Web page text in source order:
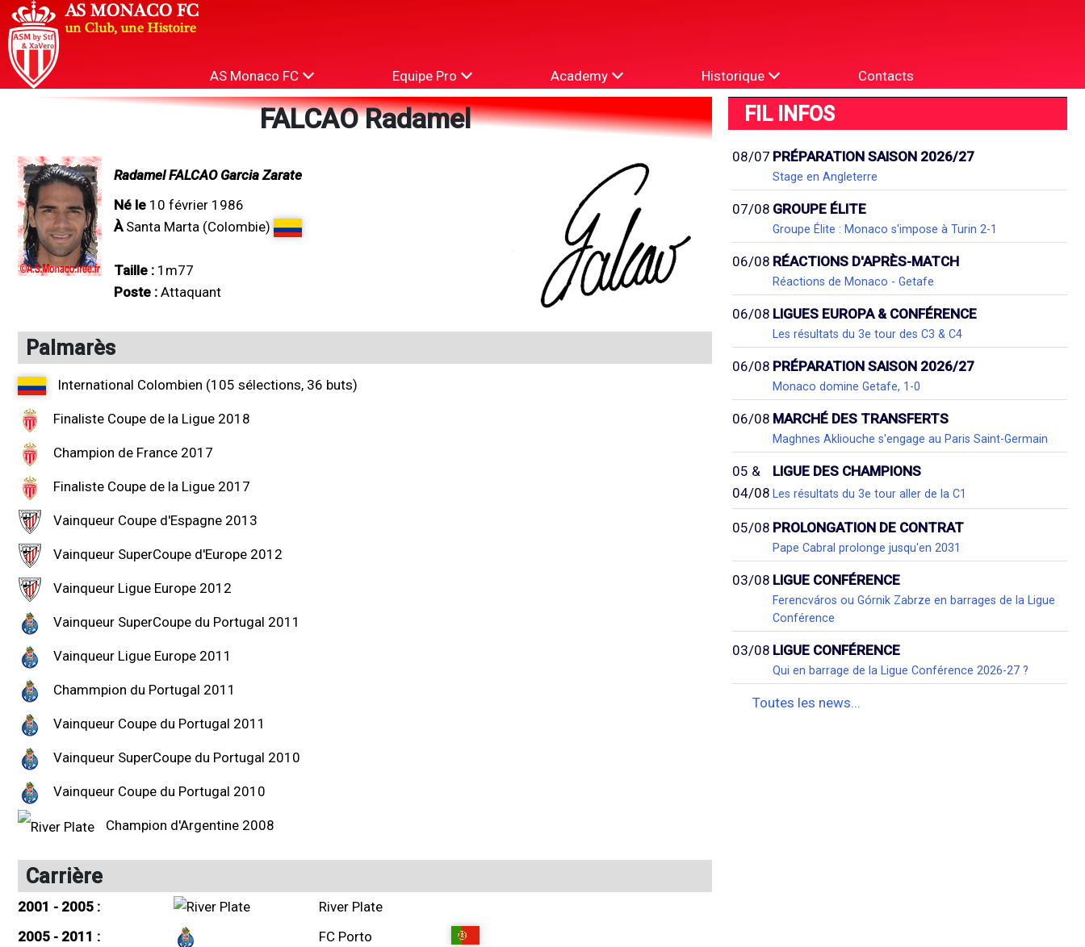
AS Monaco FC Equipe Pro Academy Historique Contacts
FALCAO Radamel
Radamel FALCAO Garcia Zarate
Né le 10 février 1986
ÀSanta Marta (Colombie)
Taille : 1m77
Poste : Attaquant
Palmarès
International Colombien (105 sélections, 36 buts)
Finaliste Coupe de la Ligue 2018
Champion de France 2017
Finaliste Coupe de la Ligue 2017
Vainqueur Coupe d'Espagne 2013
Vainqueur SuperCoupe d'Europe 2012
Vainqueur Ligue Europe 2012
Vainqueur SuperCoupe du Portugal 2011
Vainqueur Ligue Europe 2011
Chammpion du Portugal 2011
Vainqueur Coupe du Portugal 2011
Vainqueur SuperCoupe du Portugal 2010
Vainqueur Coupe du Portugal 2010
Champion d'Argentine 2008
Carrière
2001 - 2005 :
River Plate
2005 - 2011 :
FC Porto
FIL INFOS
08/07 PRÉPARATION SAISON 2026/27
Stage en Angleterre
07/08 GROUPE ÉLITE
Groupe Élite : Monaco s'impose à Turin 2-1
06/08 RÉACTIONS D'APRÈS-MATCH
Réactions de Monaco - Getafe
06/08 LIGUES EUROPA & CONFÉRENCE
Les résultats du 3e tour des C3 & C4
06/08 PRÉPARATION SAISON 2026/27
Monaco domine Getafe, 1-0
06/08 MARCHÉ DES TRANSFERTS
Maghnes Akliouche s'engage au Paris Saint-Germain
05 &
04/08
LIGUE DES CHAMPIONS
Les résultats du 3e tour aller de la C1
05/08 PROLONGATION DE CONTRAT
Pape Cabral prolonge jusqu'en 2031
03/08 LIGUE CONFÉRENCE
Ferencváros ou Górnik Zabrze en barrages de la Ligue
Conférence
03/08 LIGUE CONFÉRENCE
Qui en barrage de la Ligue Conférence 2026-27 ?
Toutes les news...